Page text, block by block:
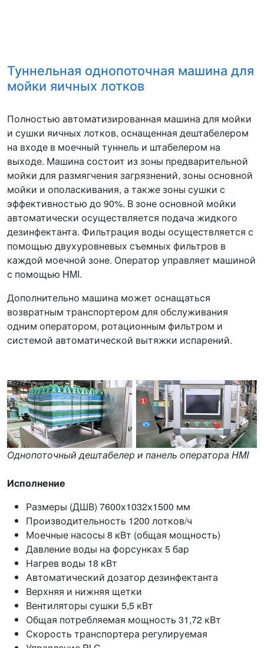
Туннельная однопоточная машина для
мойки яичных лотков
Полностью автоматизированная машина для мойки
и сушки яичных лотков, оснащенная дештабелером
на входе в моечный туннель и штабелером на
выходе. Машина состоит из зоны предварительной
мойки для размягчения загрязнений, зоны основной
мойки и ополаскивания, а также зоны сушки с
эффективностью до 90%. В зоне основной мойки
автоматически осуществляется подача жидкого
дезинфектанта. Фильтрация воды осуществляется с
помощью двухуровневых съемных фильтров в
каждой моечной зоне. Оператор управляет машиной
с помощью HMI.
Дополнительно машина может оснащаться
возвратным транспортером для обслуживания
одним оператором, ротационным фильтром и
системой автоматической вытяжки испарений.
Однопоточный дештабелер и панель оператора HMI
Исполнение
Размеры (ДШВ) 7600х1032х1500 мм
Производительность 1200 лотков/ч
Моечные насосы 8 кВт (общая мощность)
Давление воды на форсунках 5 бар
Нагрев воды 18 кВт
Автоматический дозатор дезинфектанта
Верхняя и нижняя щетки
Вентиляторы сушки 5,5 кВт
Общая потребляемая мощность 31,72 кВт
Скорость транспортера регулируемая